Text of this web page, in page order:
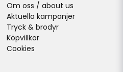
Om oss / about us
Aktuella kampanjer
Tryck & brodyr
Köpvillkor
Cookies